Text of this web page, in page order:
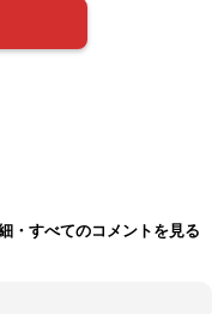
・すべてのコメントを見る